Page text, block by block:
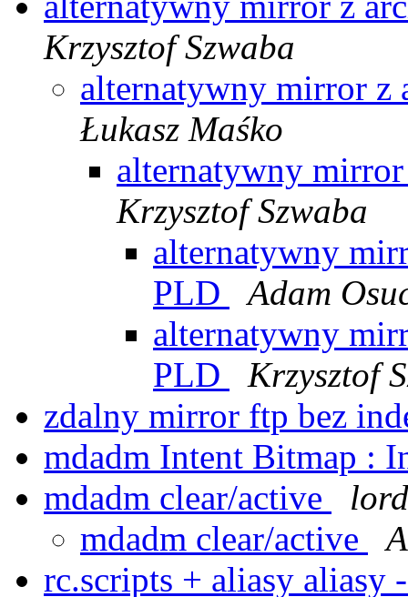
Krzysztof Szwaba
alternatywny mirror
Łukasz Maśko
alternatywny
Krzysztof Szwaba
alternatywny
PLD
Adam
alternatywny
PLD
Krzysztof
zdalny mirror ftp bez
mdadm Intent Bitmap :
mdadm clear/active
mdadm clear/active
rc.scripts + aliasy aliasy